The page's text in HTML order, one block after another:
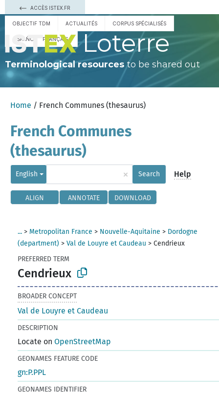
ACCÈS ISTEX.FR
OBJECTIF TDM ACTUALITÉS CORPUS SPÉCIALISÉS
ESPAÑOL FRANÇAIS Loterre
Terminological resourcesto be shared out
Home / French Communes (thesaurus)
French Communes
(thesaurus)
English × Search Help
ALIGN ANNOTATE DOWNLOAD
... > Metropolitan France > Nouvelle-Aquitaine > Dordogne
(department) >Val de Louyre et Caudeau >Cendrieux
PREFERRED TERM
Cendrieux
BROADER CONCEPT
Val de Louyre et Caudeau
DESCRIPTION
Locate onOpenStreetMap
GEONAMES FEATURE CODE
gn:P.PPL
GEONAMES IDENTIFIER